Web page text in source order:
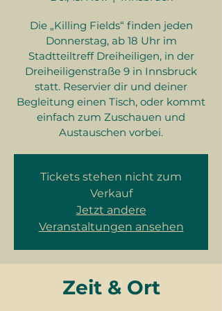
Die „Killing Fields“ finden jeden
Donnerstag, ab 18 Uhr im
Stadtteiltreff Dreiheiligen, in der
Dreiheiligenstraße 9 in Innsbruck
statt. Reservier dir und deiner
Begleitung einen Tisch, oder kommt
einfach zum Zuschauen und
Austauschen vorbei.
Tickets stehen nicht zum
Verkauf
Jetzt andere
Veranstaltungen ansehen
Zeit & Ort